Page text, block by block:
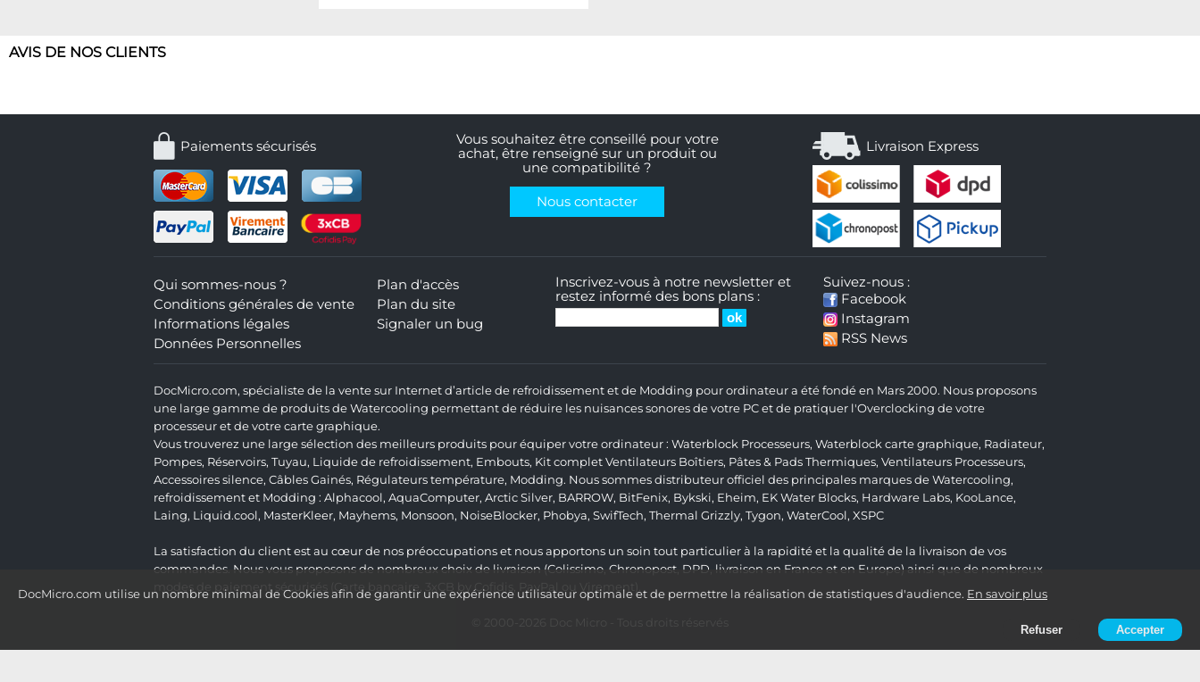
DocMicro.com utilise un nombre minimal de Cookies afin de garantir une expérience utilisateur optimale et de permettre la réalisation de statistiques d'audience. En savoir plus
Refuser Accepter
AVIS DE NOS CLIENTS
Paiements sécurisés
Vous souhaitez être conseillé pour votre
achat, être renseigné sur un produit ou
une compatibilité ?
Nous contacter
Livraison Express
Qui sommes-nous ?
Conditions générales de vente
Informations légales
Données Personnelles
Plan d'accès
Plan du site
Signaler un bug
Inscrivez-vous à notre newsletter et
restez informé des bons plans :
Suivez-nous :
Facebook
Instagram
RSS News
DocMicro.com, spécialiste de la vente sur Internet d’article de refroidissement et de Modding pour ordinateur a été fondé en Mars 2000. Nous proposons
une large gamme de produits de Watercooling permettant de réduire les nuisances sonores de votre PC et de pratiquer l'Overclocking de votre
processeur et de votre carte graphique.
Vous trouverez une large sélection des meilleurs produits pour équiper votre ordinateur : Waterblock Processeurs, Waterblock carte graphique, Radiateur,
Pompes, Réservoirs, Tuyau, Liquide de refroidissement, Embouts, Kit complet Ventilateurs Boîtiers, Pâtes & Pads Thermiques, Ventilateurs Processeurs,
Accessoires silence, Câbles Gainés, Régulateurs température, Modding. Nous sommes distributeur officiel des principales marques de Watercooling,
refroidissement et Modding : Alphacool, AquaComputer, Arctic Silver, BARROW, BitFenix, Bykski, Eheim, EK Water Blocks, Hardware Labs, KooLance,
Laing, Liquid.cool, MasterKleer, Mayhems, Monsoon, NoiseBlocker, Phobya, SwifTech, Thermal Grizzly, Tygon, WaterCool, XSPC
La satisfaction du client est au cœur de nos préoccupations et nous apportons un soin tout particulier à la rapidité et la qualité de la livraison de vos
commandes. Nous vous proposons de nombreux choix de livraison (Colissimo, Chronopost, DPD, livraison en France et en Europe) ainsi que de nombreux
modes de paiement sécurisés (Carte bancaire, 3xCB by Cofidis, PayPal ou Virement).